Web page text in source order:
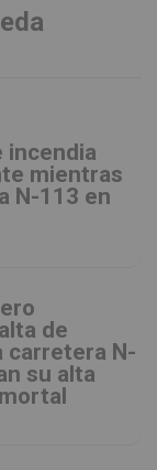
incendia
mientras
N-113 en
de
carretera N-
su alta